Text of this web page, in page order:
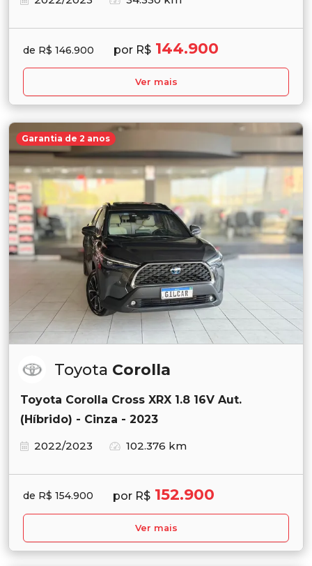
de R$ 146.900 por R$ 144.900
Ver mais
Garantia de 2 anos
Toyota Corolla
Toyota Corolla Cross XRX 1.8 16V Aut.
(Híbrido) - Cinza - 2023
2022/2023
102.376 km
de R$ 154.900 por R$ 152.900
Ver mais